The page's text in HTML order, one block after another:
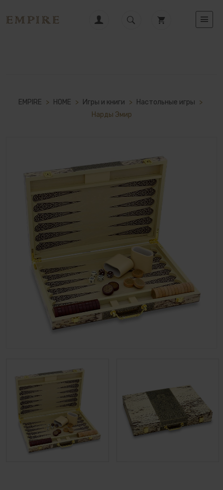
EMPIRE > HOME > Игры и книги > Настольные игры >
Нарды Эмир